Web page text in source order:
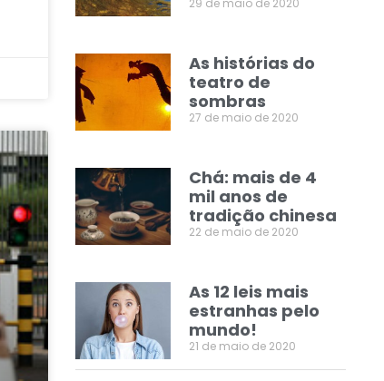
As histórias do
teatro de
sombras
27 de maio de 2020
Chá: mais de 4
mil anos de
tradição chinesa
22 de maio de 2020
As 12 leis mais
estranhas pelo
mundo!
21 de maio de 2020